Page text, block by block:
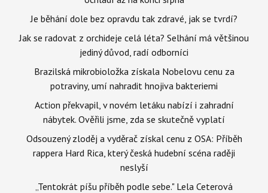
Je běhání dole bez opravdu tak zdravé, jak se tvrdí?
Jak se radovat z orchideje celá léta? Selhání má většinou
jediný důvod, radí odborníci
Brazilská mikrobioložka získala Nobelovu cenu za
potraviny, umí nahradit hnojiva bakteriemi
Action překvapil, v novém letáku nabízí i zahradní
nábytek. Ověřili jsme, zda se skutečně vyplatí
Odsouzený zloděj a vyděrač získal cenu z OSA: Příběh
rappera Hard Rica, který česká hudební scéna raději
neslyší
„Tentokrát píšu příběh podle sebe." Lela Ceterová